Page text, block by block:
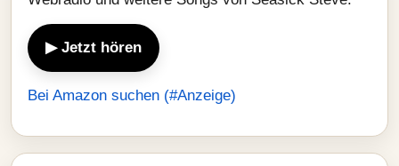
▶ Jetzt hören
Bei Amazon suchen (#Anzeige)